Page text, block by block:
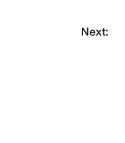
Next: